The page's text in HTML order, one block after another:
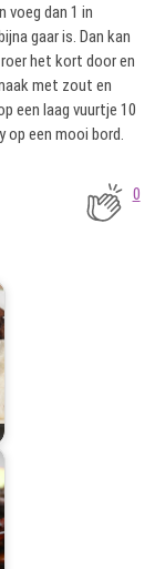
voeg dan 1 in
gaar is. Dan kan
het kort door en
met zout en
een laag vuurtje 10
op een mooi bord.
0